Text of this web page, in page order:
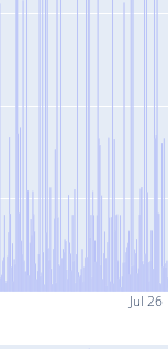
Jul 26